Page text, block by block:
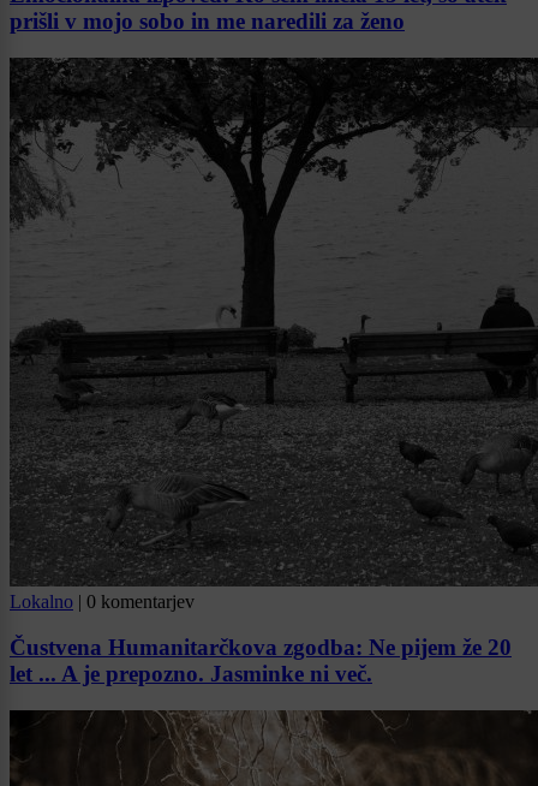
prišli v mojo sobo in me naredili za ženo
Lokalno | 0 komentarjev
Čustvena Humanitarčkova zgodba: Ne pijem že 20
let ... A je prepozno. Jasminke ni več.